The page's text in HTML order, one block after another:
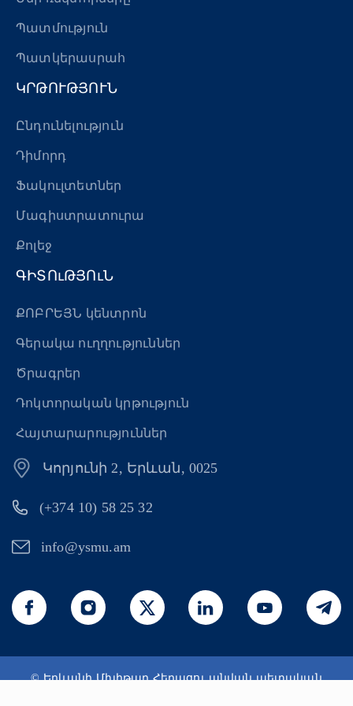
«Հերացի» վերլուծական
Պատմություն
Պատկերասրահ
ԿՐԹՈՒԹՅՈՒՆ
Ընդունելություն
Դիմորդ
Ֆակուլտետներ
Մագիստրատուրա
Քոլեջ
ԳԻՏՈւԹՅՈւՆ
ՔՈԲՐԵՅՆ կենտրոն
Գերակա ուղղություններ
Ծրագրեր
Դոկտորական կրթություն
Հայտարարություններ
Կորյունի 2, Երևան, 0025
(+374 10) 58 25 32
info@ysmu.am
© Երևանի Մխիթար Հերացու անվան պետական